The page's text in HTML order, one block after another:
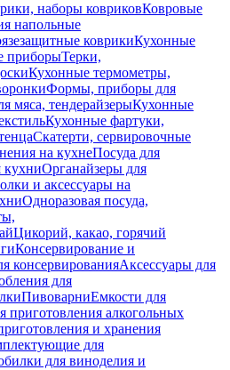
наборы ковриковКовровые
напольные
коврикиКухонные
приборыТерки,
Кухонные термометры,
Формы, приборы для
мяса, тендерайзерыКухонные
Кухонные фартуки,
Скатерти, сервировочные
на кухнеПосуда для
кухниОрганайзеры для
и аксессуары на
Одноразовая посуда,
Цикорий, какао, горячий
Консервирование и
консервированияАксессуары для
для
ПивоварниЕмкости для
приготовления алкогольных
и хранения
для
для виноделия и